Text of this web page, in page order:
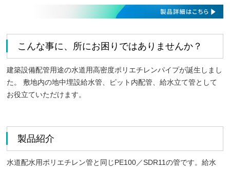
こんな事に、所にお困りではありませんか？
建築設備配管用途の水道用高密度ポリエチレンパイプが誕生しまし
た。 敷地内の地中埋設給水管、ピット内配管、給水立て管として
お役立ていただけます。
製品紹介
水道配水用ポリエチレン管と同じPE100／SDR11の管です。給水